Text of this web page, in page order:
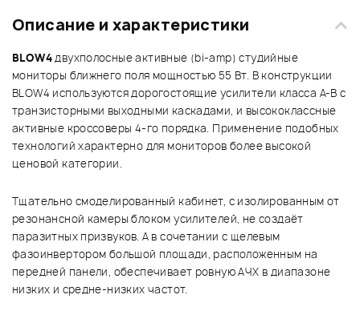
Описание и характеристики
BLOW4двухполосные активные (bi-amp) студийные
мониторы ближнего поля мощностью 55 Вт. В конструкции
BLOW4 используются дорогостоящие усилители класса A-B с
транзисторными выходными каскадами, и высококлассные
активные кроссоверы 4-го порядка. Применение подобных
технологий характерно для мониторов более высокой
ценовой категории.
Тщательно смоделированный кабинет, с изолированным от
резонансной камеры блоком усилителей, не создаёт
паразитных призвуков. А в сочетании с щелевым
фазоинвертором большой площади, расположенным на
передней панели, обеспечивает ровную АЧХ в диапазоне
низких и средне-низких частот.